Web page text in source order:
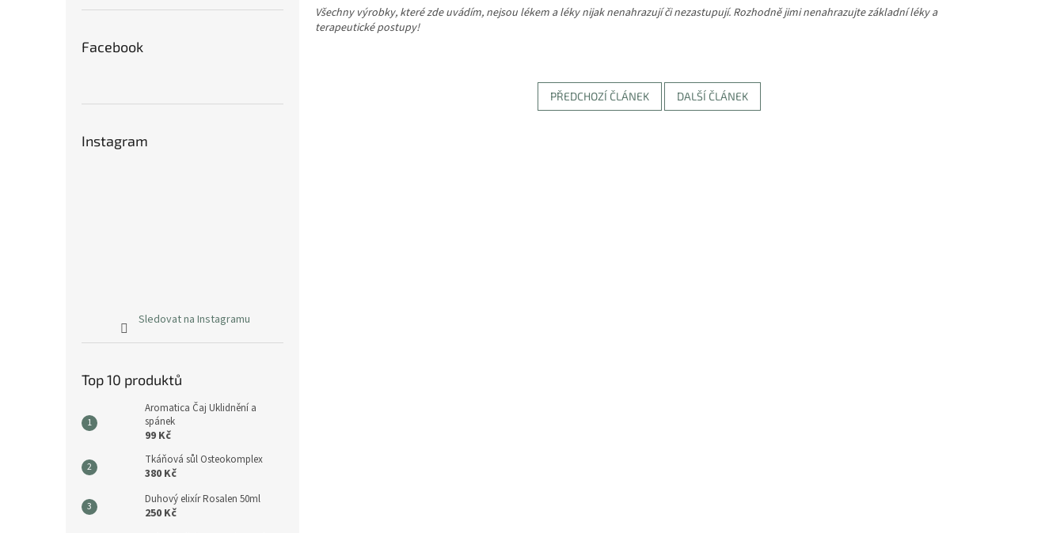
Facebook
Instagram
Sledovat na Instagramu
Top 10 produktů
Aromatica Čaj Uklidnění a
spánek
99 Kč
Tkáňová sůl Osteokomplex
380 Kč
Duhový elixír Rosalen 50ml
250 Kč
Všechny výrobky, které zde uvádím, nejsou lékem a léky nijak nenahrazují či nezastupují. Rozhodně jimi nenahrazujte základní léky a
terapeutické postupy!
PŘEDCHOZÍ ČLÁNEK DALŠÍ ČLÁNEK